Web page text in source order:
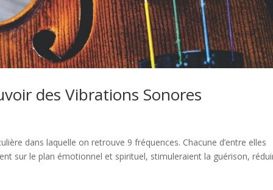
des Vibrations Sonores
dans laquelle on retrouve 9 fréquences. Chacune d’entre elles
sur le plan émotionnel et spirituel, stimuleraient la guérison,